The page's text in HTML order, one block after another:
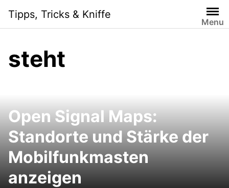
content
Tipps, Tricks & Kniffe
Menu
steht
Open Signal Maps:
Standorte und Stärke der
Mobilfunkmasten
anzeigen